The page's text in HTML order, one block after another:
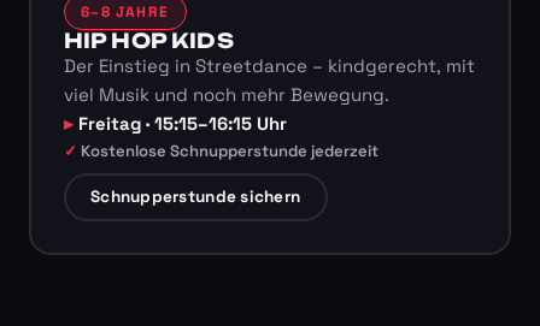
6–8 JAHRE
HIP HOP KIDS
Der Einstieg in Streetdance – kindgerecht, mit
viel Musik und noch mehr Bewegung.
Freitag · 15:15–16:15 Uhr
Kostenlose Schnupperstunde jederzeit
Schnupperstunde sichern